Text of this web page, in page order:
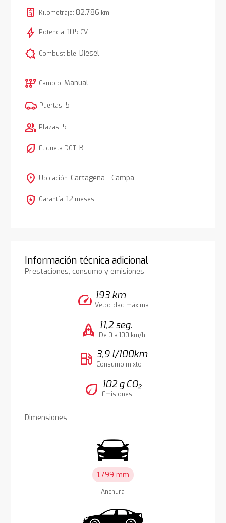
Kilometraje: 82.786 km
bolt Potencia: 105 CV
comic_bubble Combustible: Diesel
auto_transmission Cambio: Manual
Puertas: 5
group Plazas: 5
nest_eco_leaf Etiqueta DGT: B
location_on Ubicación: Cartagena - Campa
local_police Garantía: 12 meses
Información técnica adicional
Prestaciones, consumo y emisiones
speed 193 km
Velocidad máxima
rocket 11,2 seg.
De 0 a 100 km/h
local_gas_station 3,9 l/100km
Consumo mixto
eco 102 g CO₂
Emisiones
Dimensiones
1.799 mm
Anchura